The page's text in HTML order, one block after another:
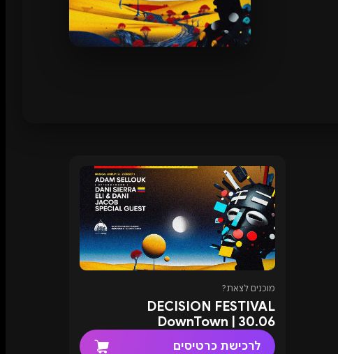
מוכנים לצאת?
DECISION FESTIVAL
DownTown | 30.06
לרכישת כרטיסים